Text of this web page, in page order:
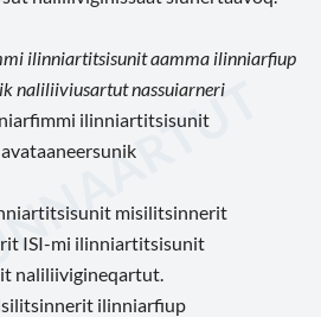
ilinniartitsisunit aamma ilinniarfiup
naliliiviusartut nassuiarneri
ilinniartitsisunit
misilitsinnerit
ISI-mi ilinniartitsisunit
naliliivigineqartut.
ilinniarfiup